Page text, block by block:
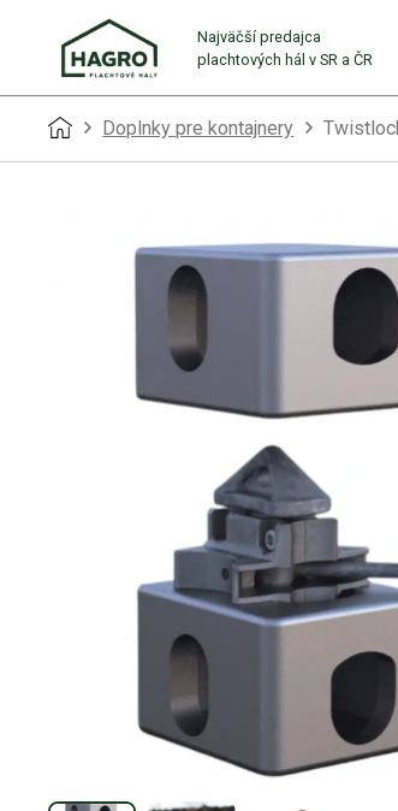
Najväčší predajca
plachtových hál v SR a ČR
Doplnky pre kontajnery